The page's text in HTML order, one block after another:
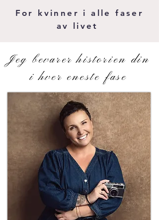
For kvinner i alle faser
av livet
Jeg bevarer historien din
i hver eneste fase